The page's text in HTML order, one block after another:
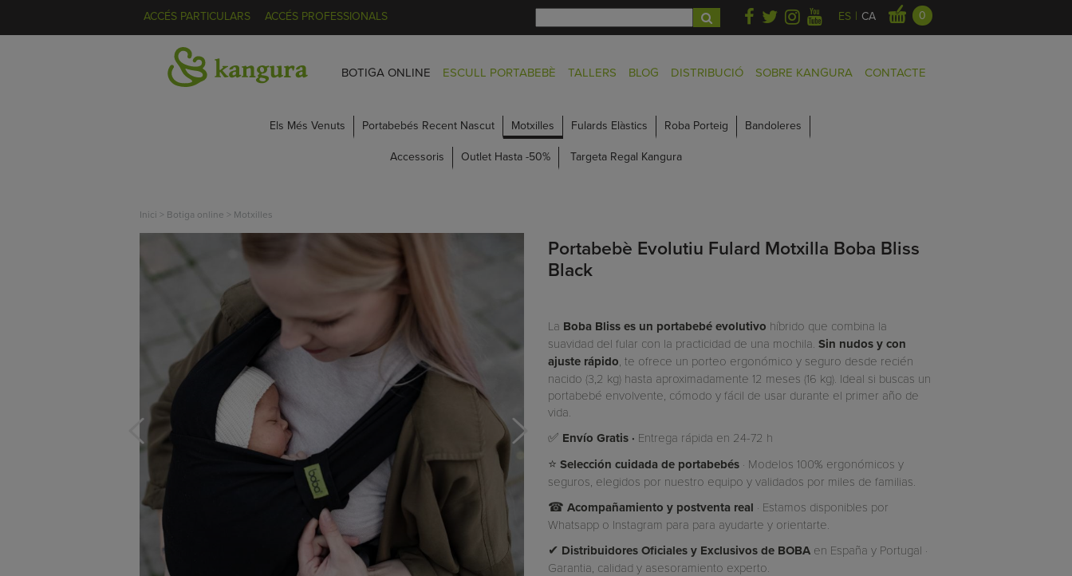
ACCÉS PARTICULARS ACCÉS PROFESSIONALS ES | CA 0
BOTIGA ONLINE ESCULL PORTABEBÈ TALLERS BLOG DISTRIBUCIÓ SOBRE KANGURA CONTACTE
Els Més Venuts Portabebés Recent Nascut Motxilles Fulards Elàstics Roba Porteig
Bandoleres
Accessoris
Outlet Hasta -50% Targeta Regal Kangura
Inici > Botiga online > Motxilles
Portabebè Evolutiu Fulard Motxilla Boba Bliss
Black
La Boba Bliss es un portabebé evolutivo híbrido que combina la
suavidad del fular con la practicidad de una mochila. Sin nudos y con
ajuste rápido, te ofrece un porteo ergonómico y seguro desde recién
nacido (3,2 kg) hasta aproximadamente 12 meses (16 kg). Ideal si buscas un
portabebé envolvente, cómodo y fácil de usar durante el primer año de
vida.
✅ Envío Gratis · Entrega rápida en 24-72 h
⭐ Selección cuidada de portabebés · Modelos 100% ergonómicos y
seguros, elegidos por nuestro equipo y validados por miles de familias.
☎ Acompañamiento y postventa real · Estamos disponibles por
Whatsapp o Instagram para para ayudarte y orientarte.
✔ Distribuidores Oficiales y Exclusivos de BOBA en España y Portugal ·
Garantia, calidad y asesoramiento experto.